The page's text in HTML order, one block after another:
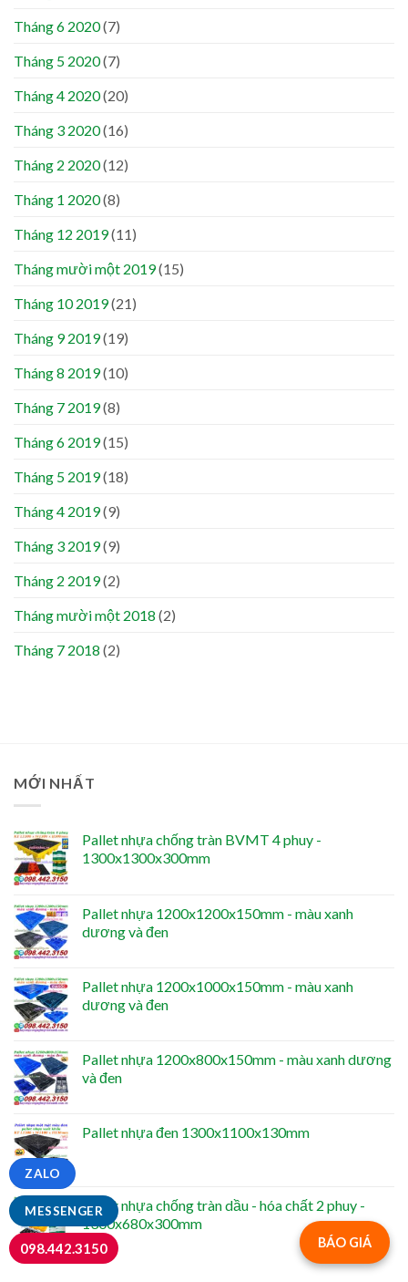
Tháng 6 2020(7)
Tháng 5 2020(7)
Tháng 4 2020(20)
Tháng 3 2020(16)
Tháng 2 2020(12)
Tháng 1 2020(8)
Tháng 12 2019(11)
Tháng mười một 2019(15)
Tháng 10 2019(21)
Tháng 9 2019(19)
Tháng 8 2019(10)
Tháng 7 2019(8)
Tháng 6 2019(15)
Tháng 5 2019(18)
Tháng 4 2019(9)
Tháng 3 2019(9)
Tháng 2 2019(2)
Tháng mười một 2018 (2)
Tháng 7 2018 (2)
MỚI NHẤT
Pallet nhựa chống tràn BVMT 4 phuy -
1300x1300x300mm
Pallet nhựa 1200x1200x150mm - màu xanh
dương và đen
Pallet nhựa 1200x1000x150mm - màu xanh
dương và đen
Pallet nhựa 1200x800x150mm - màu xanh dương
và đen
Pallet nhựa đen 1300x1100x130mm
Pallet nhựa chống tràn dầu - hóa chất 2 phuy -
1300x680x300mm
BÁO GIÁ
MESSENGER
ZALO
098.442.3150